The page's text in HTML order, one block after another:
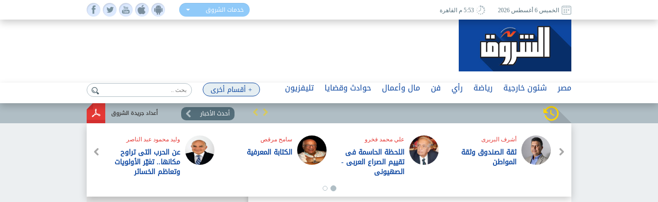
خدمات الشروق الخميس 6 أغسطس 2026 5:53 م القاهرة
+ أقسام أخرى مصر شئون خارجية رياضة رأي فن مال وأعمال حوادث وقضايا تليفزيون
أعداد جريدة الشروق أحدث الأخبار
أشرف البربرى
ثقة الصندوق وثقة
علي محمد فخرو
اللحظة الحاسمة فى
تقييم الصراع العربى -
الصهيونى